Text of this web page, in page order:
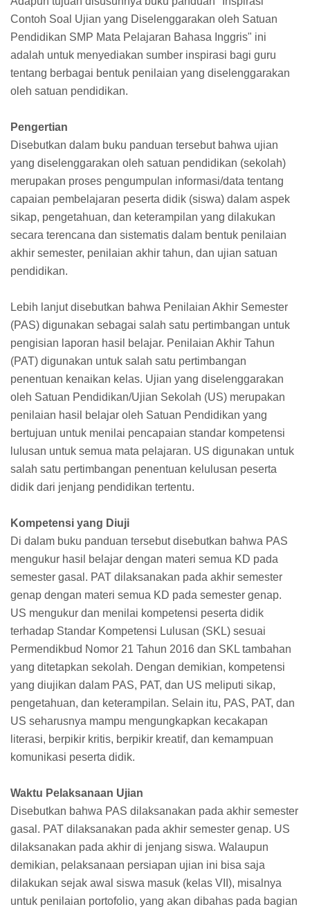
Contoh Soal Ujian yang Diselenggarakan oleh Satuan
Pendidikan SMP Mata Pelajaran Bahasa Inggris" ini
adalah untuk menyediakan sumber inspirasi bagi guru
tentang berbagai bentuk penilaian yang diselenggarakan
oleh satuan pendidikan.
Pengertian
Disebutkan dalam buku panduan tersebut bahwa ujian
yang diselenggarakan oleh satuan pendidikan (sekolah)
merupakan proses pengumpulan informasi/data tentang
capaian pembelajaran peserta didik (siswa) dalam aspek
sikap, pengetahuan, dan keterampilan yang dilakukan
secara terencana dan sistematis dalam bentuk penilaian
akhir semester, penilaian akhir tahun, dan ujian satuan
pendidikan.
Lebih lanjut disebutkan bahwa Penilaian Akhir Semester
(PAS) digunakan sebagai salah satu pertimbangan untuk
pengisian laporan hasil belajar. Penilaian Akhir Tahun
(PAT) digunakan untuk salah satu pertimbangan
penentuan kenaikan kelas. Ujian yang diselenggarakan
oleh Satuan Pendidikan/Ujian Sekolah (US) merupakan
penilaian hasil belajar oleh Satuan Pendidikan yang
bertujuan untuk menilai pencapaian standar kompetensi
lulusan untuk semua mata pelajaran. US digunakan untuk
salah satu pertimbangan penentuan kelulusan peserta
didik dari jenjang pendidikan tertentu.
Kompetensi yang Diuji
Di dalam buku panduan tersebut disebutkan bahwa PAS
mengukur hasil belajar dengan materi semua KD pada
semester gasal. PAT dilaksanakan pada akhir semester
genap dengan materi semua KD pada semester genap.
US mengukur dan menilai kompetensi peserta didik
terhadap Standar Kompetensi Lulusan (SKL) sesuai
Permendikbud Nomor 21 Tahun 2016 dan SKL tambahan
yang ditetapkan sekolah. Dengan demikian, kompetensi
yang diujikan dalam PAS, PAT, dan US meliputi sikap,
pengetahuan, dan keterampilan. Selain itu, PAS, PAT, dan
US seharusnya mampu mengungkapkan kecakapan
literasi, berpikir kritis, berpikir kreatif, dan kemampuan
komunikasi peserta didik.
Waktu Pelaksanaan Ujian
Disebutkan bahwa PAS dilaksanakan pada akhir semester
gasal. PAT dilaksanakan pada akhir semester genap. US
dilaksanakan pada akhir di jenjang siswa. Walaupun
demikian, pelaksanaan persiapan ujian ini bisa saja
dilakukan sejak awal siswa masuk (kelas VII), misalnya
untuk penilaian portofolio, yang akan dibahas pada bagian